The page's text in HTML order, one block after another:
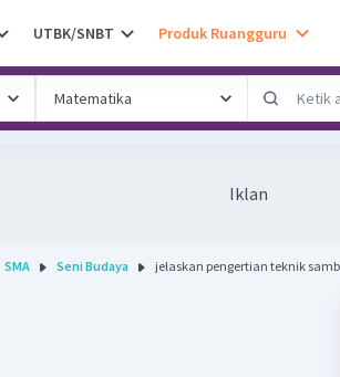
UTBK/SNBT Produk Ruangguru
Iklan
SMA Seni Budaya jelaskan pengertian teknik